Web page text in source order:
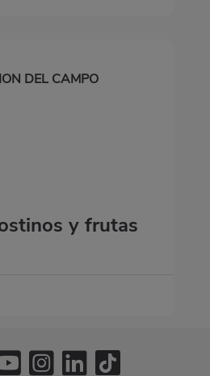
DEL CAMPO
y frutas